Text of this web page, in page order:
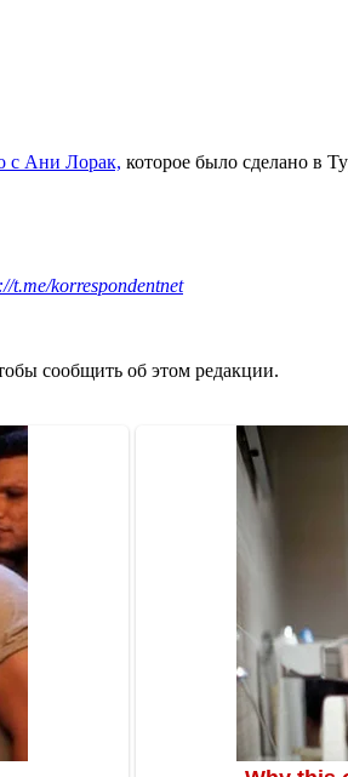
с Ани Лорак, которое было сделано в
t.me/korrespondentnet
сообщить об этом редакции.